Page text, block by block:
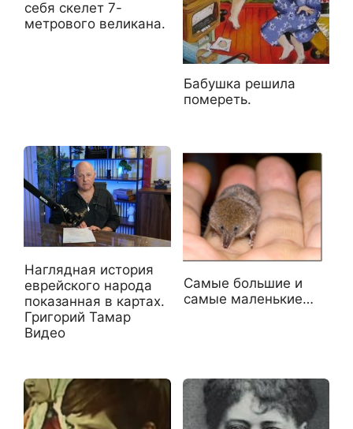
себя скелет 7-
метрового великана.
Бабушка решила
помереть.
Наглядная история
еврейского народа
показанная в картах.
Григорий Тамар
Видео
Самые большие и
самые маленькие…